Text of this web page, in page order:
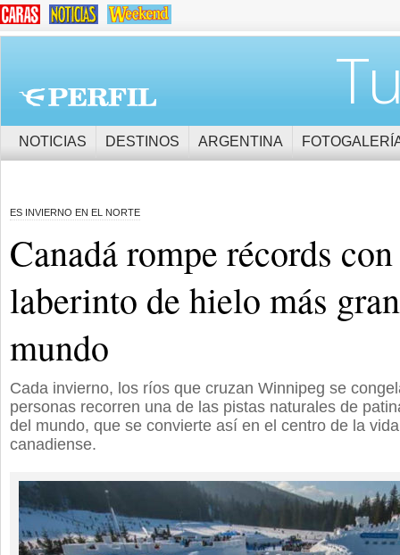
NOTICIAS DESTINOS ARGENTINA
ES INVIERNO EN EL NORTE
Canadá rompe récords
laberinto de hielo más
mundo
Cada invierno, los ríos que cruzan Winnipeg se
personas recorren una de las pistas naturales de
del mundo, que se convierte así en el centro de la
canadiense.